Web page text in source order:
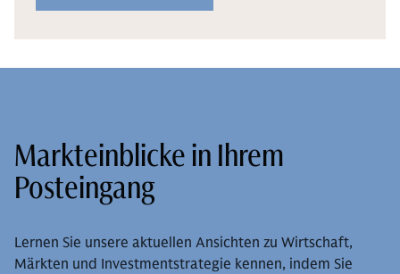
Markteinblicke in Ihrem
Posteingang
Lernen Sie unsere aktuellen Ansichten zu Wirtschaft,
Märkten und Investmentstrategie kennen, indem Sie